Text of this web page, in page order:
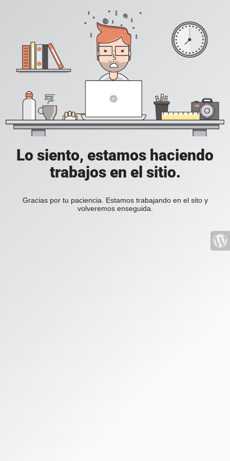
Lo siento, estamos haciendo
trabajos en el sitio.
Gracias por tu paciencia. Estamos trabajando en el sito y
volveremos enseguida.